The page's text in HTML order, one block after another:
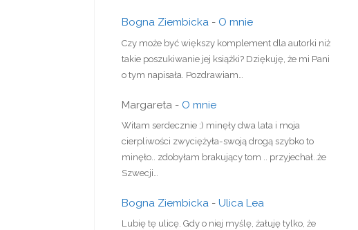
Bogna Ziembicka - O mnie
Czy może być większy komplement dla autorki niż
takie poszukiwanie jej książki? Dziękuję, że mi Pani
o tym napisała. Pozdrawiam…
Margareta - O mnie
Witam serdecznie ;) minęły dwa lata i moja
cierpliwości zwyciężyła-swoją drogą szybko to
minęło.. zdobyłam brakujący tom .. przyjechał..że
Szwecji…
Bogna Ziembicka - Ulica Lea
Lubię tę ulicę. Gdy o niej myślę, żałuję tylko, że